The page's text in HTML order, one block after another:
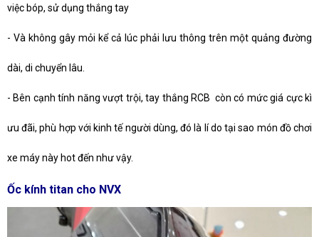
việc bóp, sử dụng thắng tay
- Và không gây mỏi kể cả lúc phải lưu thông trên một quảng đường
dài, di chuyển lâu.
- Bên cạnh tính năng vượt trội, tay thắng RCB còn có mức giá cực kì
ưu đãi, phù hợp với kinh tế người dùng, đó là lí do tại sao món đồ chơi
xe máy này hot đến như vậy.
Ốc kính titan cho NVX